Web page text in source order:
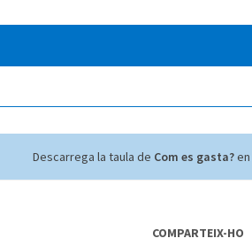
Descarrega la taula de Com es gasta?en
COMPARTEIX-HO